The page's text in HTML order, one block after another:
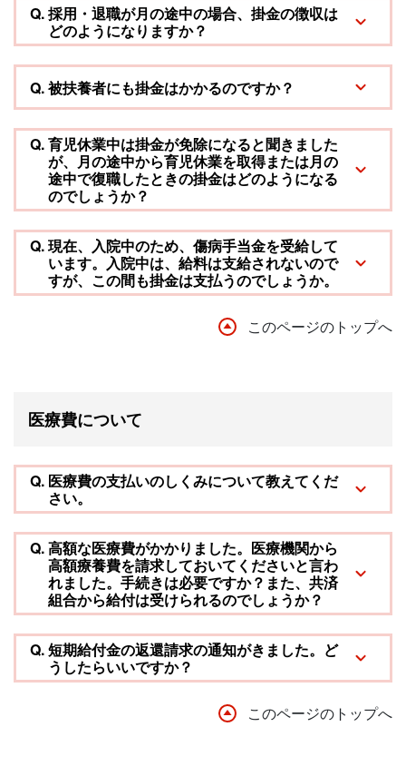
Q.採用・退職が月の途中の場合、掛金の徴収は
どのようになりますか？
Q.被扶養者にも掛金はかかるのですか？
Q.育児休業中は掛金が免除になると聞きました
が、月の途中から育児休業を取得または月の
途中で復職したときの掛金はどのようになる
のでしょうか？
Q.現在、入院中のため、傷病手当金を受給して
います。入院中は、給料は支給されないので
すが、この間も掛金は支払うのでしょうか。
このページのトップへ
医療費について
Q. 医療費の支払いのしくみについて教えてくだ
さい。
Q.高額な医療費がかかりました。医療機関から
高額療養費を請求しておいてくださいと言わ
れました。手続きは必要ですか？また、共済
組合から給付は受けられるのでしょうか？
Q.短期給付金の返還請求の通知がきました。ど
うしたらいいですか？
このページのトップへ